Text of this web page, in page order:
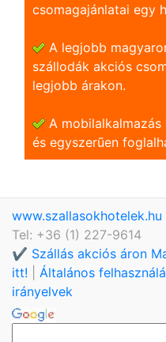
csomagajánlatai egy
A legjobb
szállodák akciós
legjobb árakon.
A
és egyszerũen
www.szallasokhotelek.hu
Tel: +36 (1) 227-9614
✔️ Szállás akciós áron
itt!
Általános
irányelvek